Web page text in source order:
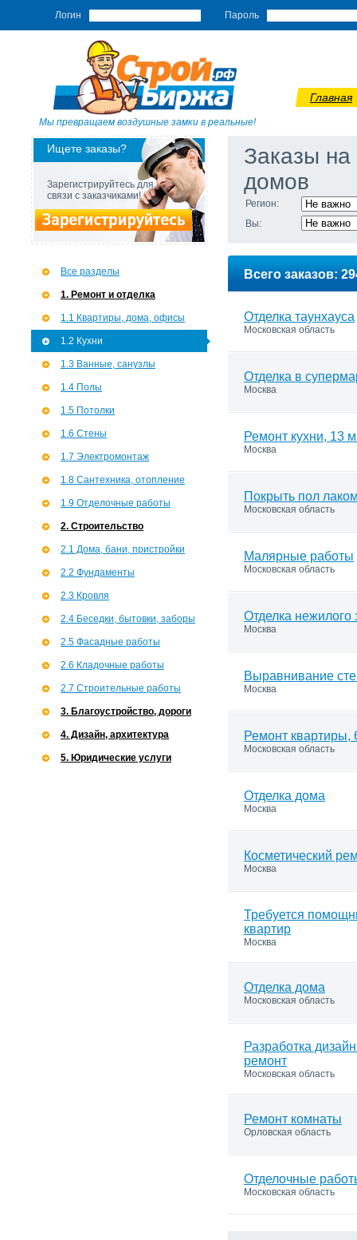
Логин Пароль
Мы превращаем воздушные замки в реальные!
Главная
Ищете заказы?
Зарегистрируйтесь для
связи с заказчиками!
Все разделы
1. Ремонт и отделка
1.1 Квартиры, дома, офисы
1.2 Кухни
1.3 Ванные, санузлы
1.4 Полы
1.5 Потолки
1.6 Стены
1.7 Э­лектромонтаж
1.8 Сантехника, отопление
1.9 Отделочные работы
2. Строительство
2.1 Дома, бани, пристройки
2.2 Фундаменты
2.3 Кровля
2.4 Беседки, бытовки, заборы
2.5 Фасадные работы
2.6 Кладочные работы
2.7 Строительные работы
3. Благоустройство, дороги
4. Дизайн, архитектура
5. Юридические услуги
Заказы на
домов
Регион:
Вы:
Всего заказов:
Отделка таунхауса
Московская область
Отделка в
Москва
Ремонт кухни, 13
Москва
Покрыть пол
Московская область
Малярные работы
Московская область
Отделка нежилого
Москва
Выравнивание
Москва
Ремонт квартиры,
Московская область
Отделка дома
Москва
Косметический
Москва
Требуется
квартир
Москва
Отделка дома
Московская область
Разработка
ремонт
Московская область
Ремонт комнаты
Орловская область
Отделочные
Московская область